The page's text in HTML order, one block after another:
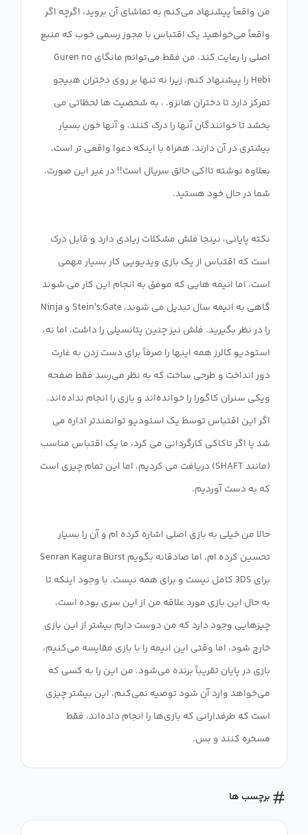
من واقعاً پیشنهاد می‌کنم به تماشای آن بروید، اگرچه اگر
واقعاً می‌خواهید یک اقتباس با مجوز رسمی خوب که منبع
اصلی را رعایت کند، من فقط می‌توانم مانگای Guren no
Hebi را پیشنهاد کنم، زیرا نه تنها بر روی دختران هبیجو
تمرکز دارد تا دختران هانزو. ، به شخصیت ها لحظاتی می
بخشد تا خوانندگان آنها را درک کنند، و آنها خون بسیار
بیشتری در آن دارند، همراه با اینکه دعوا واقعی تر است.
بعلاوه نوشته تااکی خالق سریال است!! در غیر این صورت،
نکته پایانی، نینجا فلش مشکلات زیادی دارد و قابل درک
است که اقتباس از یک بازی ویدیویی کار بسیار مهمی
است، اما انیمه هایی که موفق به انجام این کار می شوند
گاهی به انیمه سال تبدیل می شوند، Stein's;Gate و Ninja
را در نظر بگیرید. فلش نیز چنین پتانسیلی را داشت، اما نه،
استودیو کالرز همه اینها را صرفاً برای دست زدن به غارت
دور انداخت و طرحی ساخت که به نظر می‌رسد فقط صفحه
ویکی سنران کاگورا را خوانده‌اند و بازی را انجام نداده‌اند.
اگر این اقتباس توسط یک استودیو توانمندتر اداره می
شد یا اگر تاکاکی کارگردانی می کرد، ما یک اقتباس مناسب
(مانند SHAFT) دریافت می کردیم، اما این تمام چیزی است
حالا من خیلی به بازی اصلی اشاره کرده ام و آن را بسیار
تحسین کرده ام، اما صادقانه بگویم Senran Kagura Burst
برای 3DS کامل نیست و برای همه نیست. با وجود اینکه تا
به حال این بازی مورد علاقه من از این سری بوده است،
چیزهایی وجود دارد که من دوست دارم بیشتر از این بازی
خارج شود، اما وقتی این انیمه را با بازی مقایسه می‌کنیم،
بازی در پایان تقریباً برنده می‌شود. من این را به کسی که
می‌خواهد وارد آن شود توصیه نمی‌کنم، این بیشتر چیزی
است که طرفدارانی که بازی‌ها را انجام داده‌اند، فقط
مسخره کنند و بس.
برچسب ها